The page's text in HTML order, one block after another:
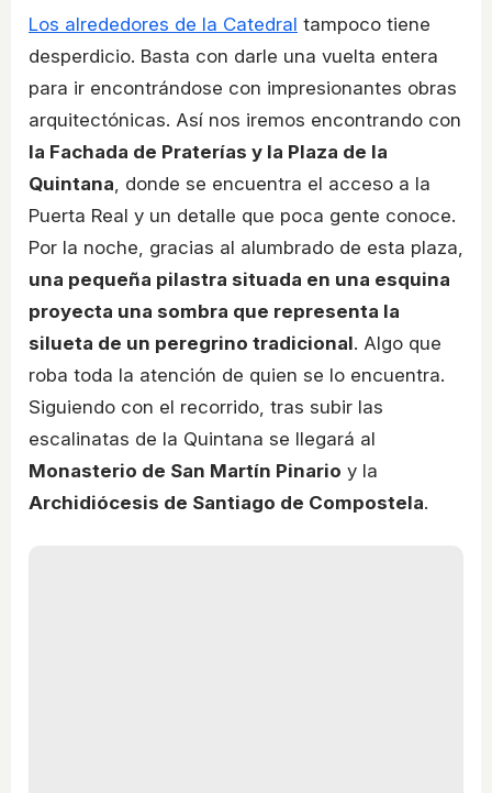
Los alrededores de la Catedral tampoco tiene
desperdicio. Basta con darle una vuelta entera
para ir encontrándose con impresionantes obras
arquitectónicas. Así nos iremos encontrando con
la Fachada de Praterías y la Plaza de la
Quintana, donde se encuentra el acceso a la
Puerta Real y un detalle que poca gente conoce.
Por la noche, gracias al alumbrado de esta plaza,
una pequeña pilastra situada en una esquina
proyecta una sombra que representa la
silueta de un peregrino tradicional. Algo que
roba toda la atención de quien se lo encuentra.
Siguiendo con el recorrido, tras subir las
escalinatas de la Quintana se llegará al
Monasterio de San Martín Pinario y la
Archidiócesis de Santiago de Compostela.